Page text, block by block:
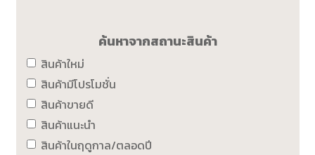
ค้นหาจากสถานะสินค้า
สินค้าใหม่
สินค้ามีโปรโมชั่น
สินค้าขายดี
สินค้าแนะนำ
สินค้าในฤดูกาล/ตลอดปี